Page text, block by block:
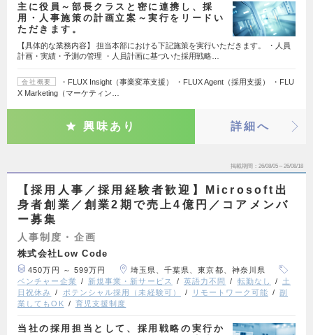
主に役員～部長クラスと密に連携し、採
用・人事施策の計画立案～実行をリードい
ただきます。
【具体的な業務内容】 担当本部における下記施策を実行いただきます。 ・人員
計画・実績・予測の管理 ・人員計画に基づいた採用戦略…
会社概要
・FLUX Insight（事業変革支援） ・FLUX Agent（採用支援） ・FLU
X Marketing（マーケティン…
興味あり 詳細へ
掲載期間 26/08/05～26/08/18
【採用人事／採用経験者歓迎】Microsoft出
身者創業／創業2期で売上4億円／コアメンバ
ー募集
人事制度・企画
株式会社Low Code
450万円 ～ 599万円
埼玉県、千葉県、東京都、神奈川県
ベンチャー企業
新規事業・新サービス 英語力不問 転勤なし
土
日祝休み
ポテンシャル採用（未経験可） リモートワーク可能
副
業してもOK
育児支援制度
当社の採用担当として、採用戦略の実行か